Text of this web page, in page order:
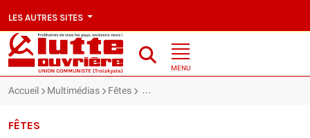
LES AUTRES SITES
MENU
Accueil Multimédias Fêtes Face à la montée électorale de
FÊTES